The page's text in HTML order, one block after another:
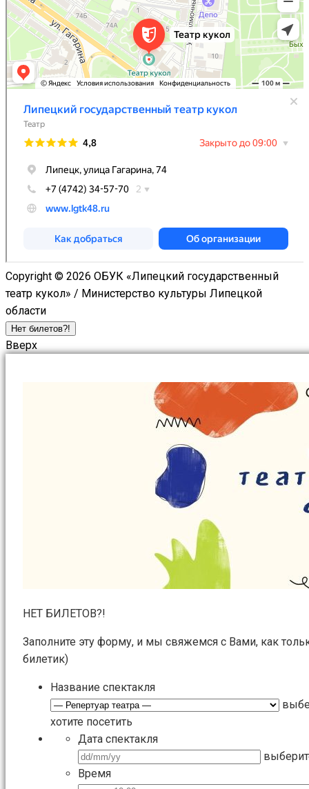
Copyright © 2026 ОБУК «Липецкий государственный
театр кукол» / Министерство культуры Липецкой
области
Нет билетов?!
Вверх
НЕТ БИЛЕТОВ?!
Заполните эту форму, и мы свяжемся с Вами, как
билетик)
Название спектакля
хотите посетить
Дата спектакля
Время